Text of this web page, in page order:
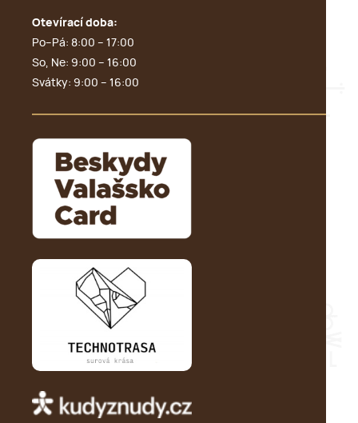
Otevírací doba:
Po–Pá: 8:00 – 17:00
So, Ne: 9:00 – 16:00
Svátky: 9:00 – 16:00